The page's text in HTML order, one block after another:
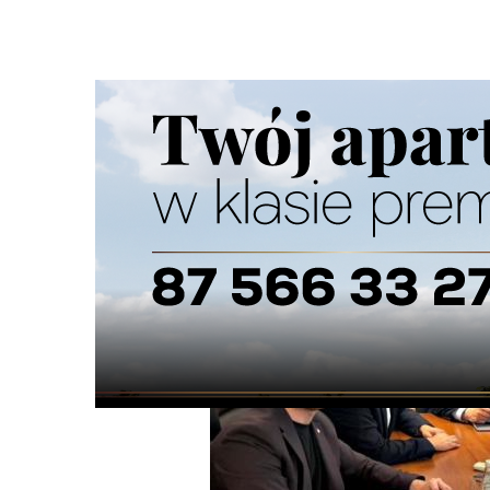
Ścieżka
nawigacyjna
Strona główna
WIADOMOŚCI Z REGIONU 29/05/2026 4 Komentarzy
Od grudnia ruszy pociąg z Suwałk do